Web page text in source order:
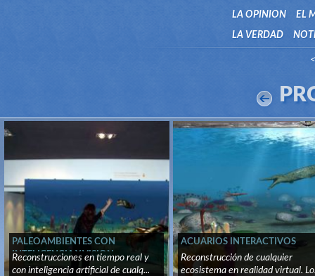
LA OPINION EL
LA VERDAD
PALEOAMBIENTES CON
INTELIGENCIA Y VISION
ARTIFICIAL
Reconstrucciones en tiempo real y
con inteligencia artificial de cualq...
ACUARIOS INTERACTIVOS
Reconstrucción de cualquier
ecosistema en realidad virtual.